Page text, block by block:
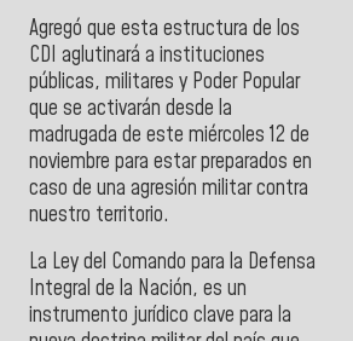
Agregó que esta estructura de los
CDI aglutinará a instituciones
públicas, militares y Poder Popular
que se activarán desde la
madrugada de este miércoles 12 de
noviembre para estar preparados en
caso de una agresión militar contra
nuestro territorio.
La Ley del Comando para la Defensa
Integral de la Nación, es un
instrumento jurídico clave para la